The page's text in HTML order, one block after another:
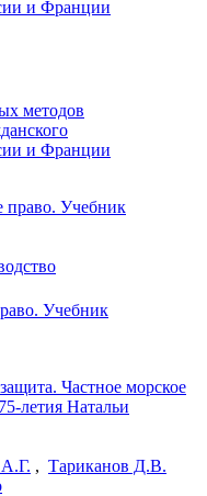
методов
и Франции
Учебник
, Тариканов Д.В.